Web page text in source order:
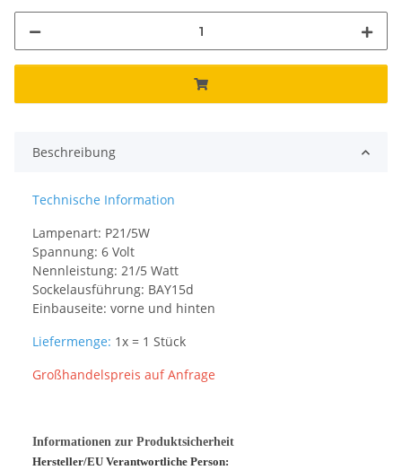
Beschreibung
Technische Information
Lampenart: P21/5W
Spannung: 6 Volt
Nennleistung: 21/5 Watt
Sockelausführung: BAY15d
Einbauseite: vorne und hinten
Liefermenge: 1x = 1 Stück
Großhandelspreis auf Anfrage
Informationen zur Produktsicherheit
Hersteller/EU Verantwortliche Person: